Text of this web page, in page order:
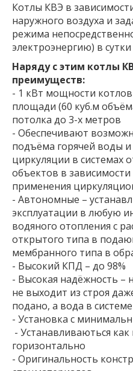
Котлы КВЭ в
наружного воздуха и
режима
электроэнергию) в
Наряду с этим котлы
преимуществ:
- 1 кВт мощности
площади (60 куб.м
потолка до 3-х метров
- Обеспечивают
подъёма горячей воды и
циркуляции в системах
объектов в
применения
- Автономные –
эксплуатации в любую
водяного отопления с
открытого типа в
мембранного типа в
- Высокий КПД – до 98%
- Высокая надёжность –
не выходит из строя
подано, а вода в
- Установка с
- Устанавливаються
горизонтально
- Оригинальность